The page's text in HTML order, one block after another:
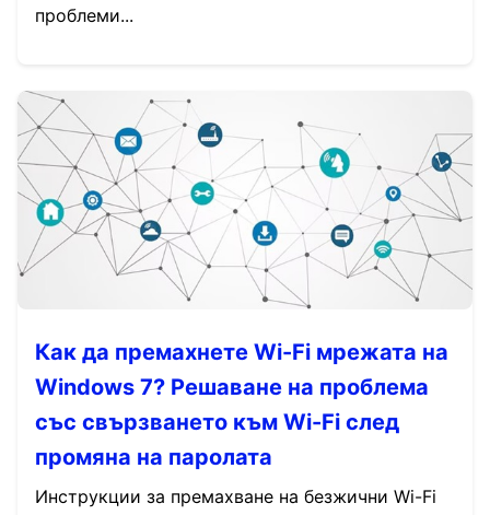
проблеми...
Как да премахнете Wi-Fi мрежата на
Windows 7? Решаване на проблема
със свързването към Wi-Fi след
промяна на паролата
Инструкции за премахване на безжични Wi-Fi